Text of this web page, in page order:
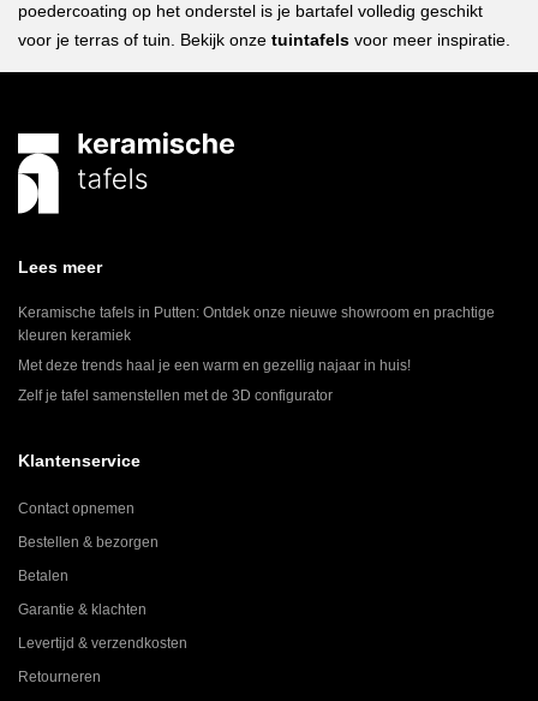
poedercoating op het onderstel is je bartafel volledig geschikt
voor je terras of tuin. Bekijk onze tuintafels voor meer inspiratie.
Lees meer
Keramische tafels in Putten: Ontdek onze nieuwe showroom en prachtige
kleuren keramiek
Met deze trends haal je een warm en gezellig najaar in huis!
Zelf je tafel samenstellen met de 3D configurator
Klantenservice
Contact opnemen
Bestellen & bezorgen
Betalen
Garantie & klachten
Levertijd & verzendkosten
Retourneren